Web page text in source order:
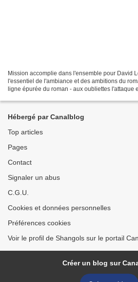
Mission accomplie dans l'ensemble pour David
l'essentiel de l'ambiance et des ambitions du
ligne épurée du roman - aux oubliettes l'attaque
Hébergé par Canalblog
Top articles
Pages
Contact
Signaler un abus
C.G.U.
Cookies et données personnelles
Préférences cookies
Voir le profil de Shangols sur le portail
Créer un blog sur